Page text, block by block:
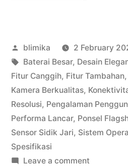
Flagship
dengan
Fitur
Terbaru
untuk
Posted
by
blimika 2 February
Tags:
Baterai Besar, Desain
Fitur Canggih, Fitur Tambahan,
Kamera Berkualitas,
Resolusi, Pengalaman
Performa Lancar, Ponsel
Sensor Sidik Jari, Sistem
Spesifikasi
Leave a commenton